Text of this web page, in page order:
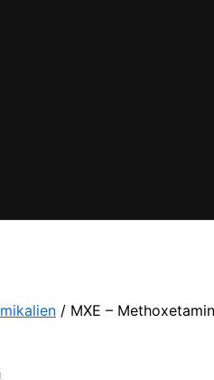
/ MXE – Methoxetamin